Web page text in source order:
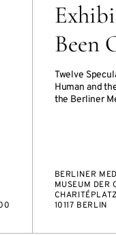
Been
Twelve
Human and
the Berliner
BERLINER
MUSEUM DER
10117 BERLIN